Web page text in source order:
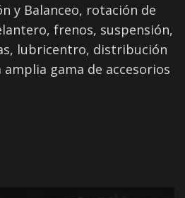
y Balanceo, rotación de
frenos, suspensión,
lubricentro, distribución
gama de accesorios